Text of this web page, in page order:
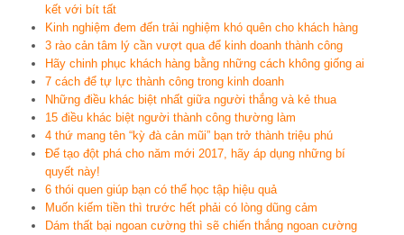
kết với bít tất
Kinh nghiệm đem đến trải nghiệm khó quên cho khách hàng
3 rào cản tâm lý cần vượt qua để kinh doanh thành công
Hãy chinh phục khách hàng bằng những cách không giống ai
7 cách để tự lực thành công trong kinh doanh
Những điều khác biệt nhất giữa người thắng và kẻ thua
15 điều khác biệt người thành công thường làm
4 thứ mang tên “kỳ đà cản mũi” bạn trở thành triệu phú
Để tạo đột phá cho năm mới 2017, hãy áp dụng những bí
quyết này!
6 thói quen giúp bạn có thể học tập hiệu quả
Muốn kiếm tiền thì trước hết phải có lòng dũng cảm
Dám thất bại ngoan cường thì sẽ chiến thắng ngoan cường